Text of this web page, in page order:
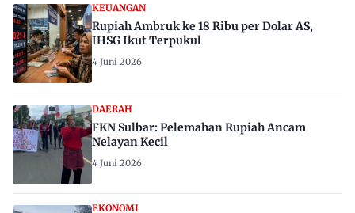
KEUANGAN
Rupiah Ambruk ke 18 Ribu per Dolar AS,
IHSG Ikut Terpukul
4 Juni 2026
DAERAH
FKN Sulbar: Pelemahan Rupiah Ancam
Nelayan Kecil
4 Juni 2026
EKONOMI